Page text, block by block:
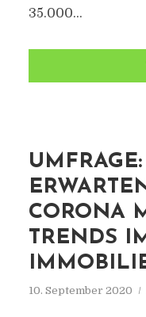
35.000...
CORONA
TRENDS
10. September 2020